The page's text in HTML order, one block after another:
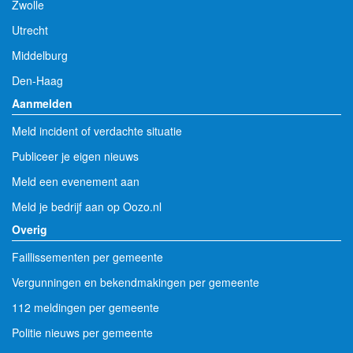
Zwolle
Utrecht
Middelburg
Den-Haag
Aanmelden
Meld incident of verdachte situatie
Publiceer je eigen nieuws
Meld een evenement aan
Meld je bedrijf aan op Oozo.nl
Overig
Faillissementen per gemeente
Vergunningen en bekendmakingen per gemeente
112 meldingen per gemeente
Politie nieuws per gemeente